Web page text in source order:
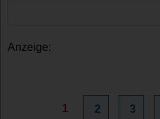
Anzeige:
1 2 3